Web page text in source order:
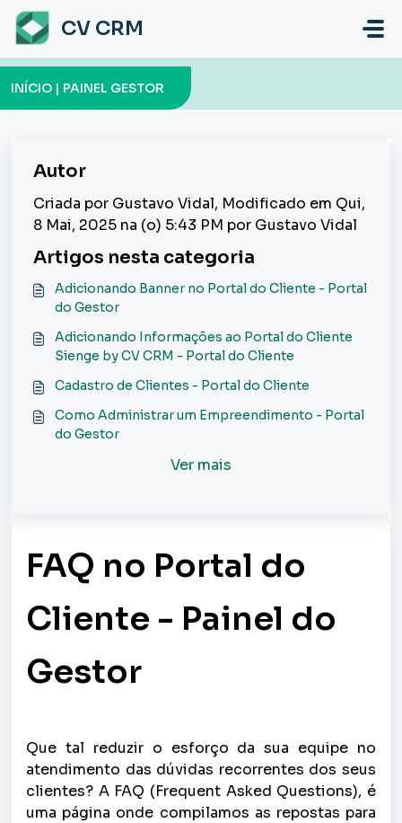
Ir para o conteúdo principal
CV CRM
INÍCIO | PAINEL GESTOR
Autor
Criada por Gustavo Vidal, Modificado em Qui,
8 Mai, 2025 na (o) 5:43 PM por Gustavo Vidal
Artigos nesta categoria
Adicionando Banner no Portal do Cliente - Portal
do Gestor
Adicionando Informações ao Portal do Cliente
Sienge by CV CRM - Portal do Cliente
Cadastro de Clientes - Portal do Cliente
Como Administrar um Empreendimento - Portal
do Gestor
Ver mais
FAQ no Portal do
Cliente - Painel do
Gestor
Que tal reduzir o esforço da sua equipe no
atendimento das dúvidas recorrentes dos seus
clientes? A FAQ (Frequent Asked Questions), é
uma página onde compilamos as repostas para